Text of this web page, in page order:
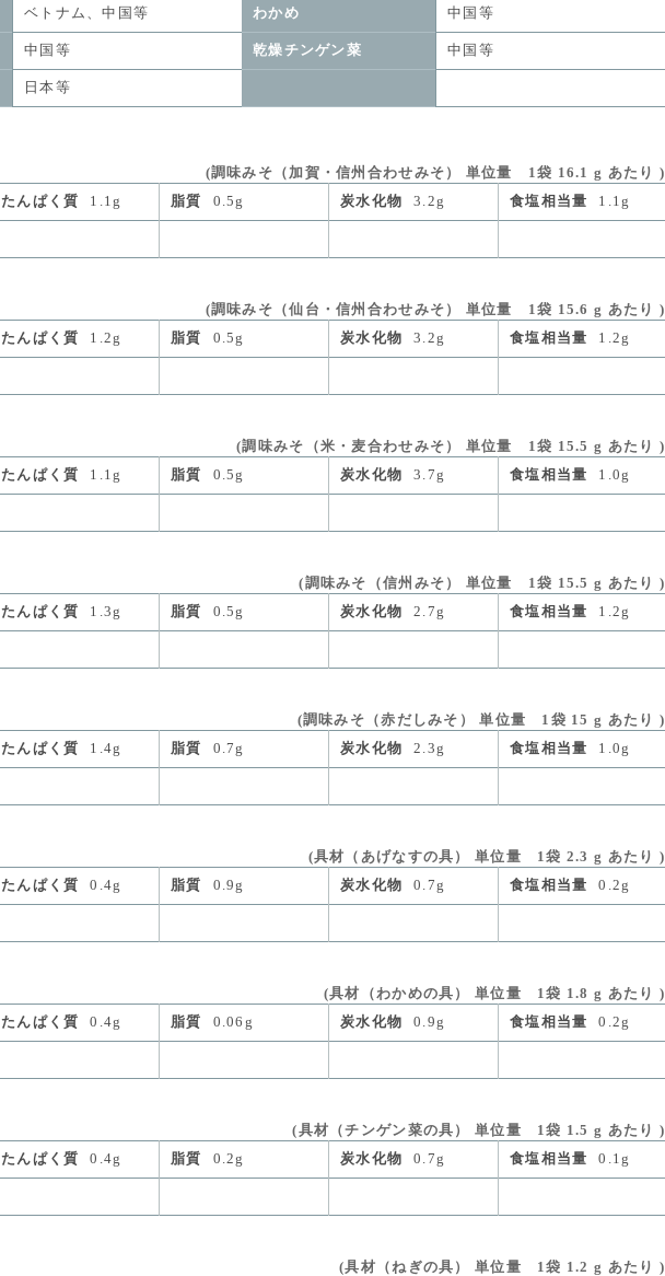
ベトナム、中国等 わかめ 中国等
中国等 乾燥チンゲン菜 中国等
日本等
(調味みそ（加賀・信州合わせみそ） 単位量 1袋 16.1 g あたり )
たんぱく質 1.1g 脂質 0.5g 炭水化物 3.2g 食塩相当量 1.1g
(調味みそ（仙台・信州合わせみそ） 単位量 1袋 15.6 g あたり )
たんぱく質 1.2g 脂質 0.5g 炭水化物 3.2g 食塩相当量 1.2g
(調味みそ（米・麦合わせみそ） 単位量 1袋 15.5 g あたり )
たんぱく質 1.1g 脂質 0.5g 炭水化物 3.7g 食塩相当量 1.0g
(調味みそ（信州みそ） 単位量 1袋 15.5 g あたり )
たんぱく質 1.3g 脂質 0.5g 炭水化物 2.7g 食塩相当量 1.2g
(調味みそ（赤だしみそ） 単位量 1袋 15 g あたり )
たんぱく質 1.4g 脂質 0.7g 炭水化物 2.3g 食塩相当量 1.0g
(具材（あげなすの具） 単位量 1袋 2.3 g あたり )
たんぱく質 0.4g 脂質 0.9g 炭水化物 0.7g 食塩相当量 0.2g
(具材（わかめの具） 単位量 1袋 1.8 g あたり )
たんぱく質 0.4g 脂質 0.06g 炭水化物 0.9g 食塩相当量 0.2g
(具材（チンゲン菜の具） 単位量 1袋 1.5 g あたり )
たんぱく質 0.4g 脂質 0.2g 炭水化物 0.7g 食塩相当量 0.1g
(具材（ねぎの具） 単位量 1袋 1.2 g あたり )